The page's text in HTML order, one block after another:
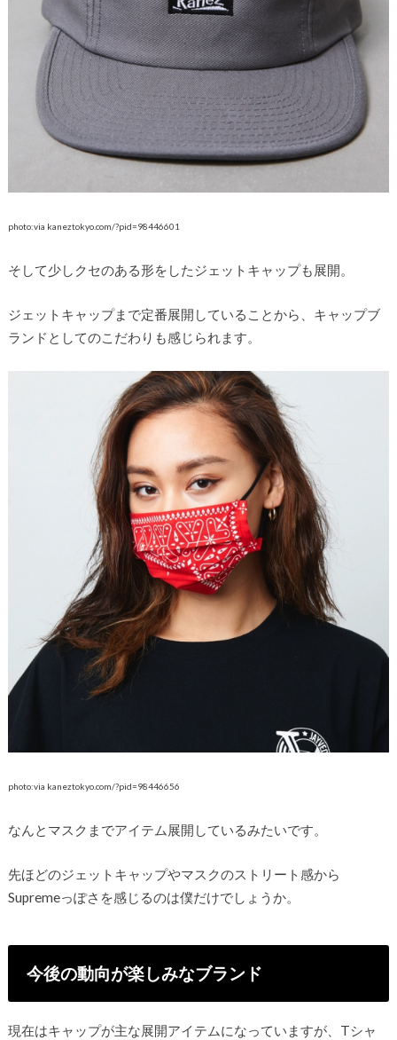
photo:via kaneztokyo.com/?pid=98446601
そして少しクセのある形をしたジェットキャップも展開。
ジェットキャップまで定番展開していることから、キャップブ
ランドとしてのこだわりも感じられます。
photo:via kaneztokyo.com/?pid=98446656
なんとマスクまでアイテム展開しているみたいです。
先ほどのジェットキャップやマスクのストリート感から
Supremeっぽさを感じるのは僕だけでしょうか。
今後の動向が楽しみなブランド
現在はキャップが主な展開アイテムになっていますが、Tシャ